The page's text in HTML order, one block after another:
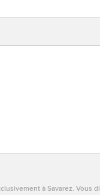
à Savarez.